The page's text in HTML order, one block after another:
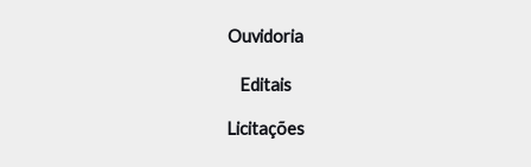
Ouvidoria
Editais
Licitações